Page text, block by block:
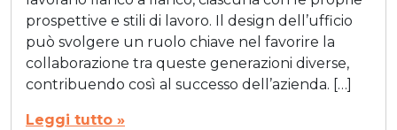
prospettive e stili di lavoro. Il design dell’ufficio
può svolgere un ruolo chiave nel favorire la
collaborazione tra queste generazioni diverse,
contribuendo così al successo dell’azienda. […]
Leggi tutto »